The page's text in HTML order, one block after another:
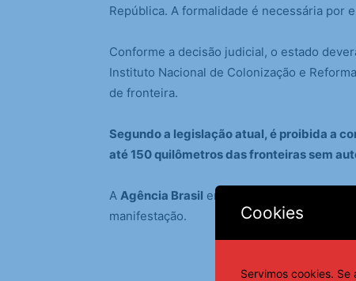
República. A formalidade é necessária por
Conforme a decisão judicial, o estado
Instituto Nacional de Colonização e
de fronteira.
Segundo a legislação atual, é proibida a
até 150 quilômetros das fronteiras sem
A Agência Brasil entrou em contato com o
manifestação.
Cookies
Servimos cookies.